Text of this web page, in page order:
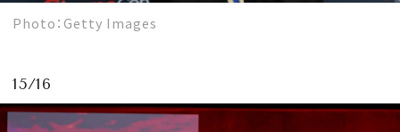
Photo：Getty Images
15/16